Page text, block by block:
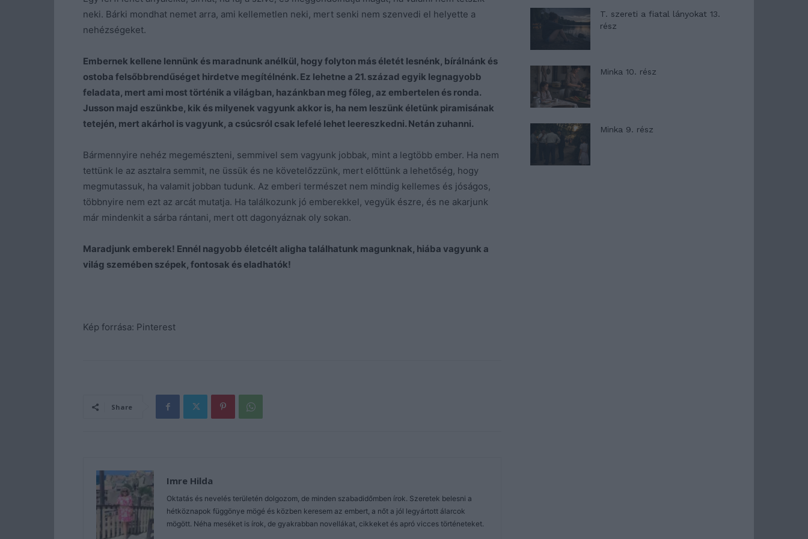
neki. Bárki mondhat nemet arra, ami kellemetlen neki, mert senki nem szenvedi el helyette a
nehézségeket.
Embernek kellene lennünk és maradnunk anélkül, hogy folyton más életét lesnénk, bírálnánk és
ostoba felsőbbrendűséget hirdetve megítélnénk. Ez lehetne a 21. század egyik legnagyobb
feladata, mert ami most történik a világban, hazánkban meg főleg, az embertelen és ronda.
Jusson majd eszünkbe, kik és milyenek vagyunk akkor is, ha nem leszünk életünk piramisának
tetején, mert akárhol is vagyunk, a csúcsról csak lefelé lehet leereszkedni. Netán zuhanni.
Bármennyire nehéz megemészteni, semmivel sem vagyunk jobbak, mint a legtöbb ember. Ha nem
tettünk le az asztalra semmit, ne üssük és ne követelőzzünk, mert előttünk a lehetőség, hogy
megmutassuk, ha valamit jobban tudunk. Az emberi természet nem mindig kellemes és jóságos,
többnyire nem ezt az arcát mutatja. Ha találkozunk jó emberekkel, vegyük észre, és ne akarjunk
már mindenkit a sárba rántani, mert ott dagonyáznak oly sokan.
Maradjunk emberek! Ennél nagyobb életcélt aligha találhatunk magunknak, hiába vagyunk a
világ szemében szépek, fontosak és eladhatók!
Kép forrása: Pinterest
Share
Imre Hilda
Oktatás és nevelés területén dolgozom, de minden szabadidőmben írok. Szeretek belesni a
hétköznapok függönye mögé és közben keresem az embert, a nőt a jól legyártott álarcok
mögött. Néha meséket is írok, de gyakrabban novellákat, cikkeket és apró vicces történeteket.
T. szereti a fiatal lányokat 13.
rész
Minka 10. rész
Minka 9. rész